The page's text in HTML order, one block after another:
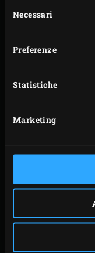
delNecessari
Preferenze
Statistiche
Marketing
tempo di
choi sulla
di cottura.
Posizionate
chiudere il
minuti per